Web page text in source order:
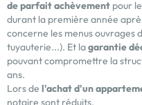
de parfait achèvement pour
durant la première année
concerne les menus ouvrages
tuyauterie...). Et lagarantie
pouvant compromettre la
ans.
Lors de l'achat d'un
notaire sont réduits.